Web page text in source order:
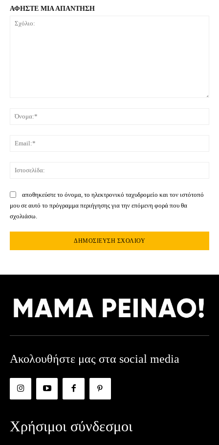
ΑΦΗΣΤΕ ΜΙΑ ΑΠΑΝΤΗΣΗ
αποθηκεύστε το όνομα, το ηλεκτρονικό ταχυδρομείο και τον ιστότοπό
μου σε αυτό το πρόγραμμα περιήγησης για την επόμενη φορά που θα
σχολιάσω.
Ακολουθήστε μας στα social media
Χρήσιμοι σύνδεσμοι